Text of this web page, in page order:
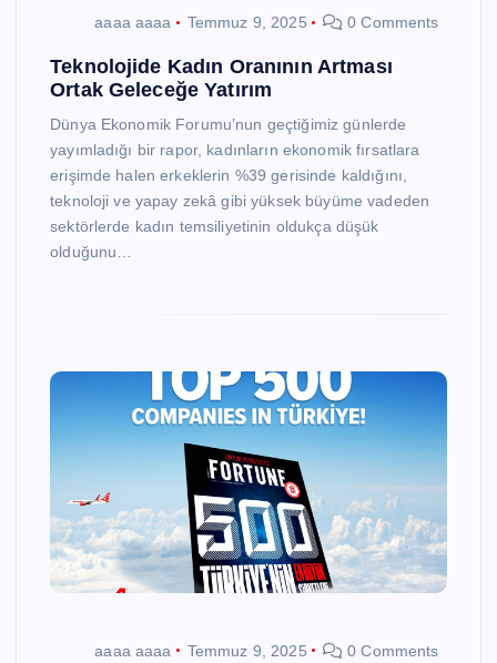
aaaa aaaa Temmuz 9, 2025 0 Comments
Teknolojide Kadın Oranının Artması
Ortak Geleceğe Yatırım
Dünya Ekonomik Forumu’nun geçtiğimiz günlerde
yayımladığı bir rapor, kadınların ekonomik fırsatlara
erişimde halen erkeklerin %39 gerisinde kaldığını,
teknoloji ve yapay zekâ gibi yüksek büyüme vadeden
sektörlerde kadın temsiliyetinin oldukça düşük
olduğunu…
aaaa aaaa Temmuz 9, 2025 0 Comments